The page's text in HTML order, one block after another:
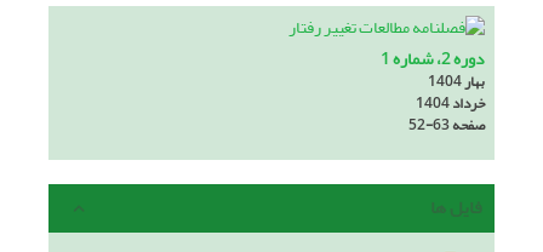
دوره 2، شماره 1
بهار 1404
خرداد 1404
صفحه52-63
فایل ها